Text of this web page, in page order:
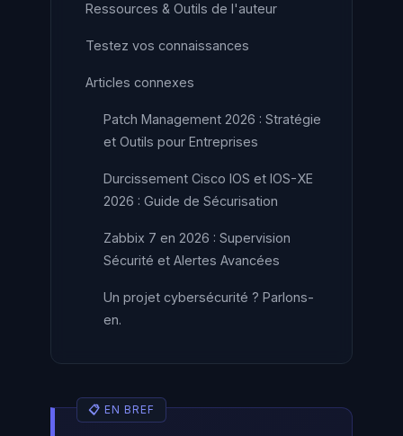
Ressources & Outils de l'auteur
Testez vos connaissances
Articles connexes
Patch Management 2026 : Stratégie
et Outils pour Entreprises
Durcissement Cisco IOS et IOS-XE
2026 : Guide de Sécurisation
Zabbix 7 en 2026 : Supervision
Sécurité et Alertes Avancées
Un projet cybersécurité ? Parlons-
en.